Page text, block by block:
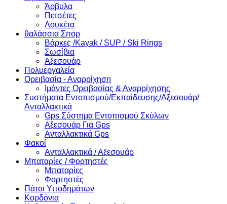
Άρβυλα
Πετσέτες
Λουκέτα
θαλάσσια Σπορ
Βάρκες /Kayak / SUP / Ski Rings
Σωσίβια
Αξεσουάρ
Πολυεργαλεία
Ορειβασία - Αναρρίχηση
Ιμάντες Ορειβασίας & Αναρρίχησης
Συστήματα Εντοπισμού/Εκπαίδευσης/Αξεσουάρ/
Ανταλλακτικά
Gps Σύστημα Εντοπισμού Σκύλων
Αξεσουάρ Για Gps
Ανταλλακτικά Gps
Φακοί
Ανταλλακτικά / Αξεσουάρ
Μπαταρίες / Φορτηστές
Μπαταρίες
Φορτηστές
Πάτοι Υποδημάτων
Κορδόνια